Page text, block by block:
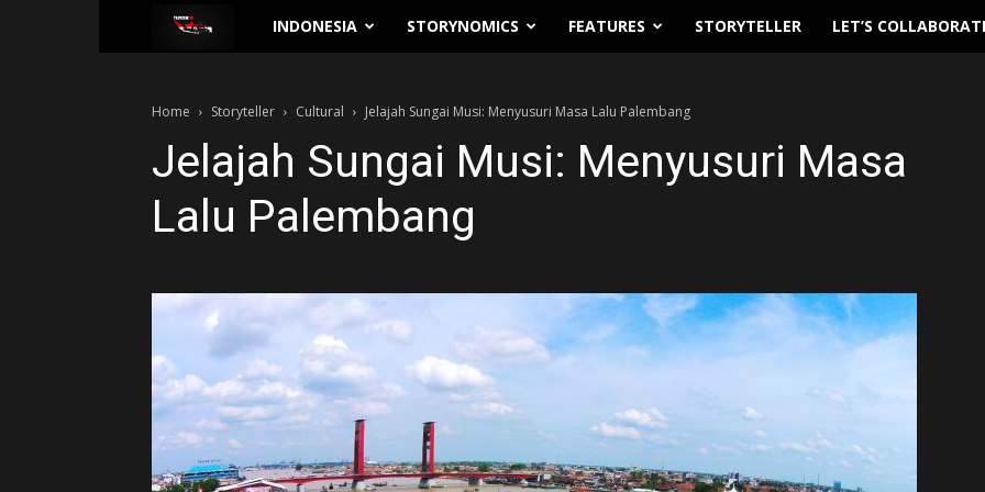
Traverse.id
INDONESIA STORYNOMICS FEATURES STORYTELLER LET’S
Home Storyteller Cultural Jelajah Sungai Musi: Menyusuri Masa Lalu Palembang
Jelajah Sungai Musi: Menyusuri Masa
Lalu Palembang